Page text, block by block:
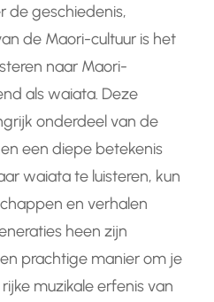
de geschiedenis,
de Maori-cultuur is het
naar Maori-
als waiata. Deze
onderdeel van de
een diepe betekenis
waiata te luisteren, kun
en verhalen
heen zijn
prachtige manier om je
muzikale erfenis van